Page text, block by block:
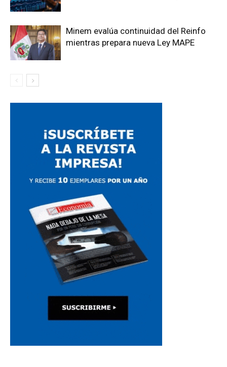
Minem evalúa continuidad del Reinfo
mientras prepara nueva Ley MAPE